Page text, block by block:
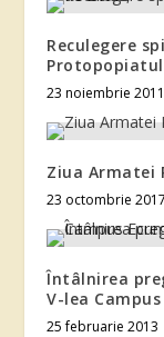
Reculegere
Protopopiatul
23 noiembrie 2011
Ziua Armatei
23 octombrie 2017
Întâlnirea
V-lea
25 februarie 2013